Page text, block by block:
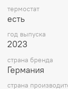
термостат
есть
год выпуска
2023
страна бренда
Германия
страна